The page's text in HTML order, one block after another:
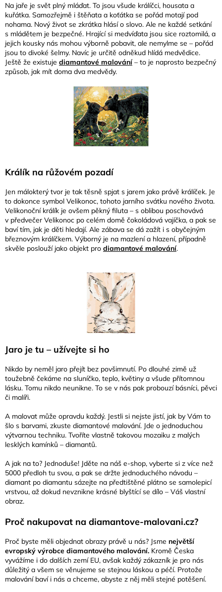
Na jaře je svět plný mláďat. To jsou všude králíčci, housata a
kuřátka. Samozřejmě i štěňata a koťátka se pořád motají pod
nohama. Nový život se zkrátka hlásí o slovo. Ale ne každé setkání
s mládětem je bezpečné. Hrající si medvíďata jsou sice roztomilá, a
jejich kousky nás mohou výborně pobavit, ale nemylme se – pořád
jsou to divoké šelmy. Navíc je určitě odněkud hlídá medvědice.
Ještě že existuje diamantové malování– to je naprosto bezpečný
způsob, jak mít doma dva medvědy.
Králík na růžovém pozadí
Jen málokterý tvor je tak těsně spjat s jarem jako právě králíček. Je
to dokonce symbol Velikonoc, tohoto jarního svátku nového života.
Velikonoční králík je ovšem pěkný filuta – s oblibou poschovává
v předvečer Velikonoc po celém domě čokoládová vajíčka, a pak se
baví tím, jak je děti hledají. Ale zábava se dá zažít i s obyčejným
březnovým králíčkem. Výborný je na mazlení a hlazení, případně
skvěle poslouží jako objekt pro diamantové malování.
Jaro je tu – užívejte si ho
Nikdo by neměl jaro přejít bez povšimnutí. Po dlouhé zimě už
toužebně čekáme na sluníčko, teplo, květiny a všude přítomnou
lásku. Tomu nikdo neunikne. To se v nás pak probouzí básníci, pěvci
či malíři.
A malovat může opravdu každý. Jestli si nejste jistí, jak by Vám to
šlo s barvami, zkuste diamantové malování. Jde o jednoduchou
výtvarnou techniku. Tvoříte vlastně takovou mozaiku z malých
lesklých kamínků – diamantů.
A jak na to? Jednoduše! Jděte na náš e-shop, vyberte si z více než
5000 předloh tu svou, a pak se držte jednoduchého návodu –
diamant po diamantu sázejte na předtištěné plátno se samolepicí
vrstvou, až dokud nevznikne krásné blyštící se dílo – Váš vlastní
obraz.
Proč nakupovat na diamantove-malovani.cz?
Proč byste měli objednat obrazy právě u nás? Jsme největší
evropský výrobce diamantového malování. Kromě Česka
vyvážíme i do dalších zemí EU, avšak každý zákazník je pro nás
důležitý a všem se věnujeme se stejnou láskou a péčí. Protože
malování baví i nás a chceme, abyste z něj měli stejné potěšení.